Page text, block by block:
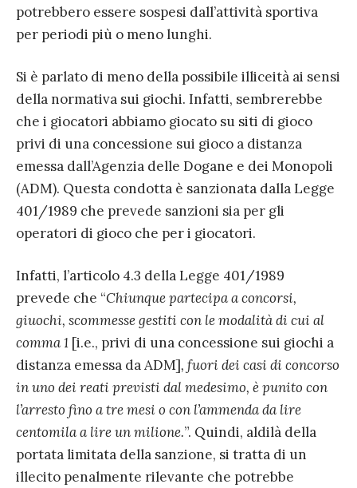
potrebbero essere sospesi dall’attività sportiva
per periodi più o meno lunghi.
Si è parlato di meno della possibile illiceità ai sensi
della normativa sui giochi. Infatti, sembrerebbe
che i giocatori abbiamo giocato su siti di gioco
privi di una concessione sui gioco a distanza
emessa dall’Agenzia delle Dogane e dei Monopoli
(ADM). Questa condotta è sanzionata dalla Legge
401/1989 che prevede sanzioni sia per gli
operatori di gioco che per i giocatori.
Infatti, l’articolo 4.3 della Legge 401/1989
prevede che “Chiunque partecipa a concorsi,
giuochi, scommesse gestiti con le modalità di cui al
comma 1 [i.e., privi di una concessione sui giochi a
distanza emessa da ADM], fuori dei casi di concorso
in uno dei reati previsti dal medesimo, è punito con
l’arresto fino a tre mesi o con l’ammenda da lire
centomila a lire un milione.”. Quindi, aldilà della
portata limitata della sanzione, si tratta di un
illecito penalmente rilevante che potrebbe